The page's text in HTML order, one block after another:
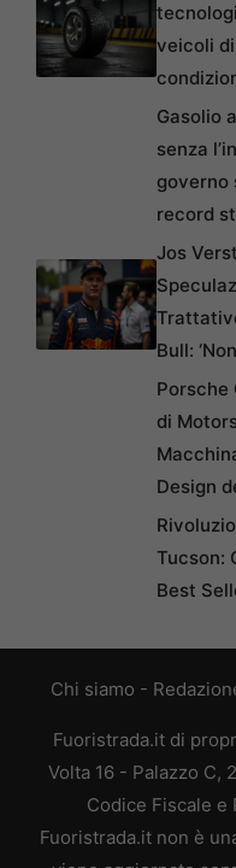
veicoli
Gasolio
senza
governo
record
Jos
Bull:
Porsche
di
Design
Tucson:
Best
Chi siamo -
Fuoristrada.it di
Volta 16 - Palazzo C,
Codice Fiscale e
Fuoristrada.it non è